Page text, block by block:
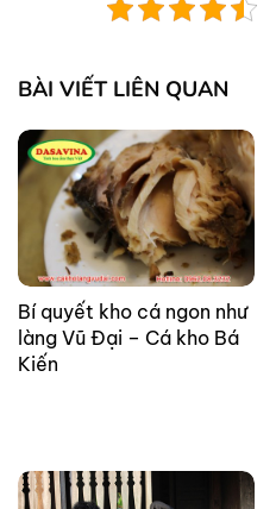
BÀI VIẾT LIÊN QUAN
Bí quyết kho cá ngon như
làng Vũ Đại – Cá kho Bá
Kiến